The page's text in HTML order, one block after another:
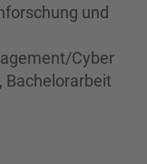
und
Cyber
Bachelorarbeit